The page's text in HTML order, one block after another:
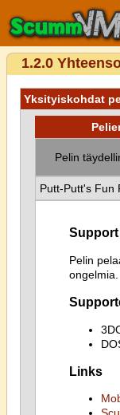
1.2.0
Yksityiskohdat
Pelin
Putt-Putt's Fun
Support
Pelin
ongelmia.
Links